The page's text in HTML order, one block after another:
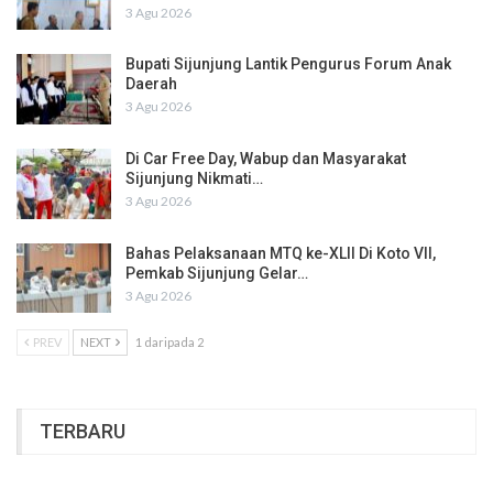
3 Agu 2026
Bupati Sijunjung Lantik Pengurus Forum Anak
Daerah
3 Agu 2026
Di Car Free Day, Wabup dan Masyarakat
Sijunjung Nikmati…
3 Agu 2026
Bahas Pelaksanaan MTQ ke-XLII Di Koto VII,
Pemkab Sijunjung Gelar…
3 Agu 2026
PREV NEXT 1 daripada 2
TERBARU